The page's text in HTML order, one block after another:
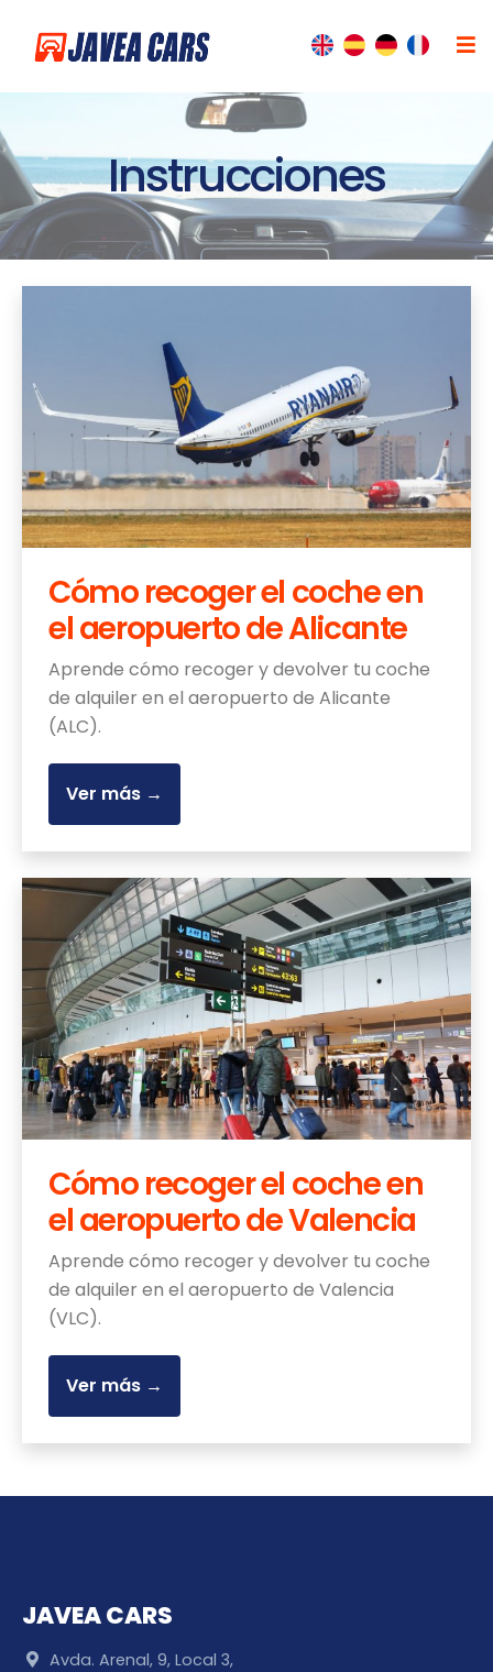
Instrucciones
Cómo recoger el coche en
el aeropuerto de Alicante
Aprende cómo recoger y devolver tu coche
de alquiler en el aeropuerto de Alicante
(ALC).
Ver más →
Cómo recoger el coche en
el aeropuerto de Valencia
Aprende cómo recoger y devolver tu coche
de alquiler en el aeropuerto de Valencia
(VLC).
Ver más →
JAVEA CARS
Avda. Arenal, 9, Local 3,